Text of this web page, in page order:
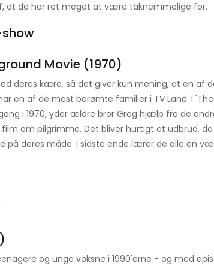
at de har ret meget at være taknemmelige for.
Movie (1970)
deres kære, så det giver kun mening, at en af
en af ​​de mest berømte familier i TV Land. I
i 1970, yder ældre bror Greg hjælp fra de
om pilgrimme. Det bliver hurtigt et udbrud,
på deres måde. I sidste ende lærer de alle en
og unge voksne i 1990'erne - og med